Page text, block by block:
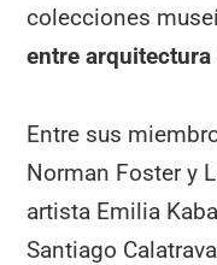
colecciones
entre
Entre sus
Norman Foster y
artista Emilia
Santiago